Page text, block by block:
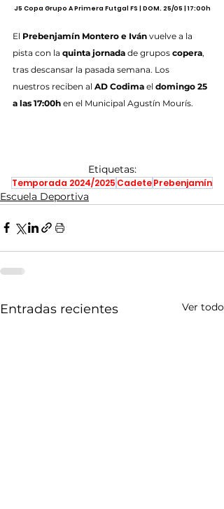
J5 Copa Grupo A Primera Futgal FS | DOM. 25/05 | 17:00h
El Prebenjamín Montero e Iván vuelve a la
pista con la quinta jornada de grupos copera,
tras descansar la pasada semana. Los
nuestros reciben al AD Codima el domingo 25
a las 17:00h en el Municipal Agustín Mourís.
Etiquetas:
Temporada 2024/2025 CadetePrebenjamín
Escuela Deportiva
Entradas recientes Ver todo